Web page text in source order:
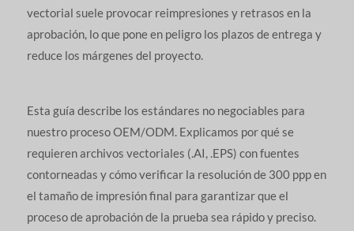
vectorial suele provocar reimpresiones y retrasos en la
aprobación, lo que pone en peligro los plazos de entrega y
reduce los márgenes del proyecto.
Esta guía describe los estándares no negociables para
nuestro proceso OEM/ODM. Explicamos por qué se
requieren archivos vectoriales (.AI, .EPS) con fuentes
contorneadas y cómo verificar la resolución de 300 ppp en
el tamaño de impresión final para garantizar que el
proceso de aprobación de la prueba sea rápido y preciso.